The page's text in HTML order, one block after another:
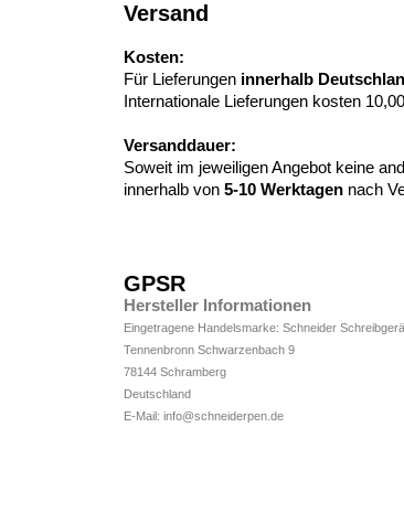
Versand
Kosten:
Für Lieferungen innerhalb
Internationale Lieferungen kosten
Versanddauer:
Soweit im jeweiligen Angebot keine
innerhalb von 5-10 Werktagen nach
GPSR
Hersteller Informationen
Eingetragene Handelsmarke: Schneider
Tennenbronn Schwarzenbach 9
78144 Schramberg
Deutschland
E-Mail: info@schneiderpen.de